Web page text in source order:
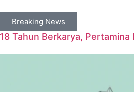
Breaking News
18 Tahun Berkarya,